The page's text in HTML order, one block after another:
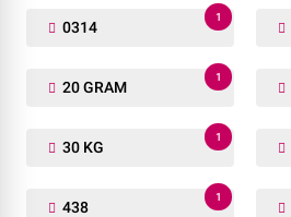
0314
1
20 GRAM
1
30 KG
1
438
1